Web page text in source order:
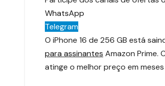
WhatsApp
Telegram
O iPhone 16 de 256 GB está
para assinantes Amazon Prime.
atinge o melhor preço em